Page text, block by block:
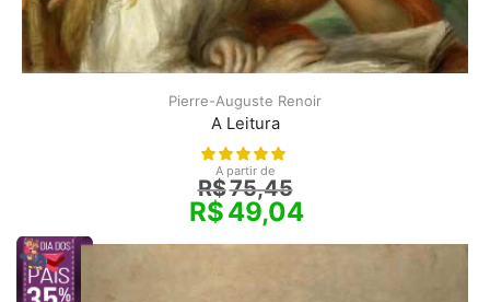
Pierre-Auguste Renoir
A Leitura
A partir de
R$75,45
R$49,04